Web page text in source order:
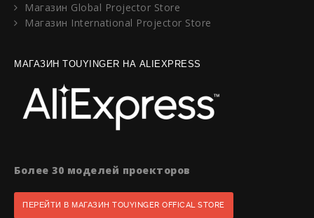
Магазин Global Projector Store
Магазин International Projector Store
МАГАЗИН TOUYINGER НА ALIEXPRESS
Более 30 моделей проекторов
ПЕРЕЙТИ В МАГАЗИН TOUYINGER OFFICAL STORE